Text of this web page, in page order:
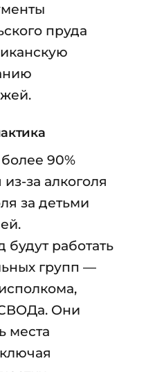
пруда
90%
за алкоголя
за детьми
работать
групп —
Они
места